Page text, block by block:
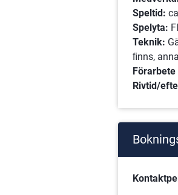
Speltid:
Spelyta:
Teknik:
ﬁnns,
Rivtid/